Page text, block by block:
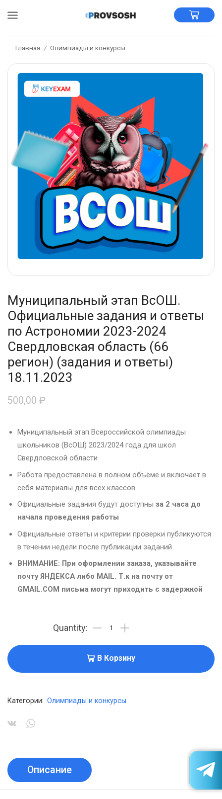
Главная / Олимпиады и конкурсы
Муниципальный этап ВсОШ.
Официальные задания и ответы
по Астрономии 2023-2024
Свердловская область (66
регион) (задания и ответы)
18.11.2023
500,00 ₽
Муниципальный этап Всероссийской олимпиады
школьников (ВсОШ) 2023/2024 года для школ
Свердловской области
Работа предоставлена в полном объёме и включает в
себя материалы для всех классов
Официальные задания будут доступны за 2 часа до
начала проведения работы
Официальные ответы и критерии проверки публикуются
в течении недели после публикации заданий
ВНИМАНИЕ: При оформлении заказа, указывайте
почту ЯНДЕКСА либо MAIL. Т.к на почту от
GMAIL.COM письма могут приходить с задержкой
В Корзину
Категории: Олимпиады и конкурсы
Описание